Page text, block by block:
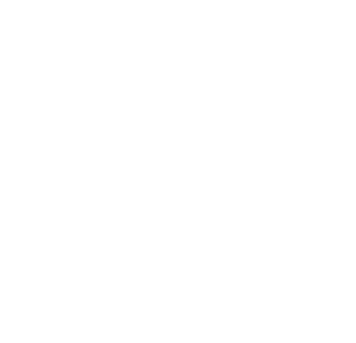
سه خرید کلیدی